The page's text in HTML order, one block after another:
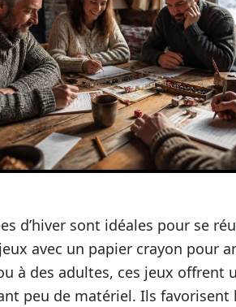
d’hiver sont idéales pour se
avec un papier crayon pour
à des adultes, ces jeux offrent
peu de matériel. Ils